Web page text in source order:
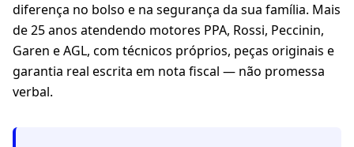
diferença no bolso e na segurança da sua família. Mais
de 25 anos atendendo motores PPA, Rossi, Peccinin,
Garen e AGL, com técnicos próprios, peças originais e
garantia real escrita em nota fiscal — não promessa
verbal.